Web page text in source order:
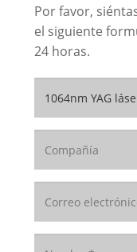
Por favor,
el siguiente
24 horas.